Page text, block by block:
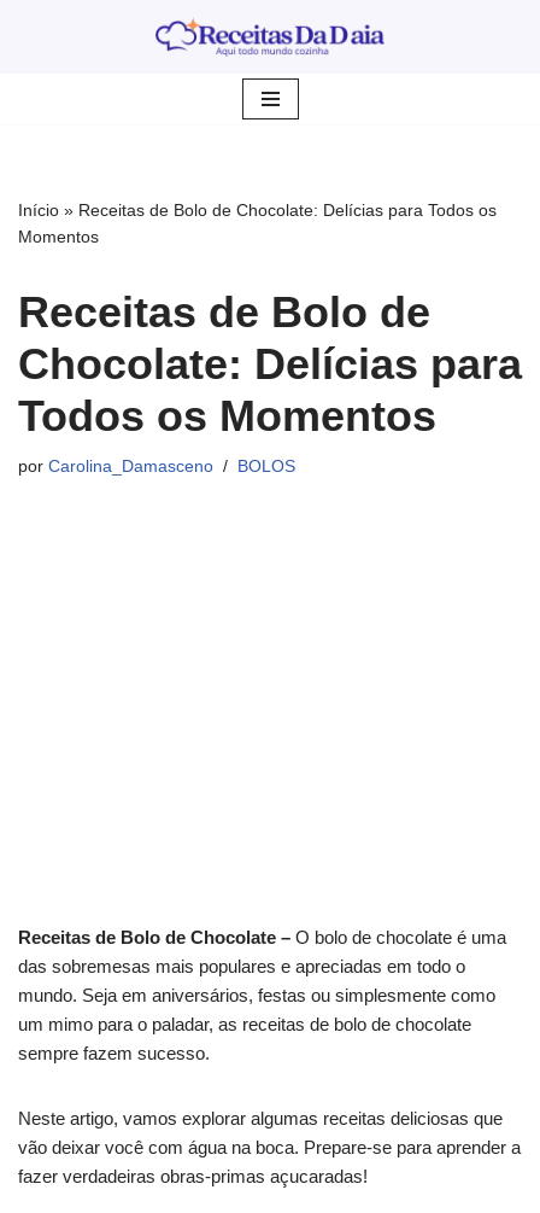
Início » Receitas de Bolo de Chocolate: Delícias para Todos os
Momentos
Receitas de Bolo de
Chocolate: Delícias para
Todos os Momentos
por Carolina_Damasceno BOLOS
Receitas de Bolo de Chocolate – O bolo de chocolate é uma
das sobremesas mais populares e apreciadas em todo o
mundo. Seja em aniversários, festas ou simplesmente como
um mimo para o paladar, as receitas de bolo de chocolate
sempre fazem sucesso.
Neste artigo, vamos explorar algumas receitas deliciosas que
vão deixar você com água na boca. Prepare-se para aprender a
fazer verdadeiras obras-primas açucaradas!